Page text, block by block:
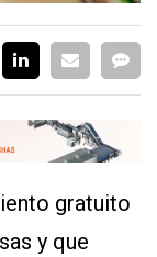
gratuito
y que